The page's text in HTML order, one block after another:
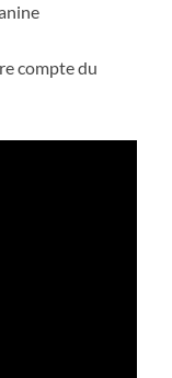
compte du